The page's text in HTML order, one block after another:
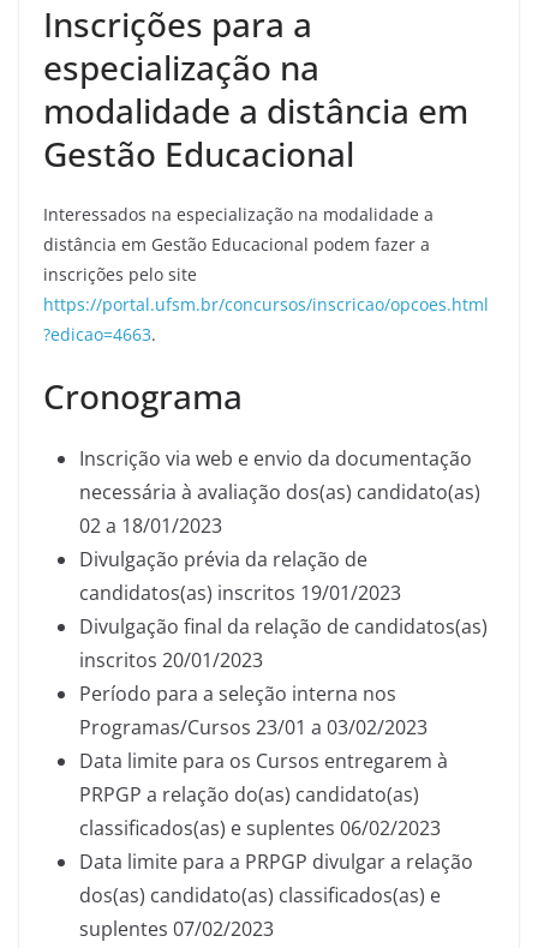
Inscrições para a
especialização na
modalidade a distância em
Gestão Educacional
Interessados na especialização na modalidade a
distância em Gestão Educacional podem fazer a
inscrições pelo site
https://portal.ufsm.br/concursos/inscricao/opcoes.html
?edicao=4663.
Cronograma
Inscrição via web e envio da documentação
necessária à avaliação dos(as) candidato(as)
02 a 18/01/2023
Divulgação prévia da relação de
candidatos(as) inscritos 19/01/2023
Divulgação final da relação de candidatos(as)
inscritos 20/01/2023
Período para a seleção interna nos
Programas/Cursos 23/01 a 03/02/2023
Data limite para os Cursos entregarem à
PRPGP a relação do(as) candidato(as)
classificados(as) e suplentes 06/02/2023
Data limite para a PRPGP divulgar a relação
dos(as) candidato(as) classificados(as) e
suplentes 07/02/2023